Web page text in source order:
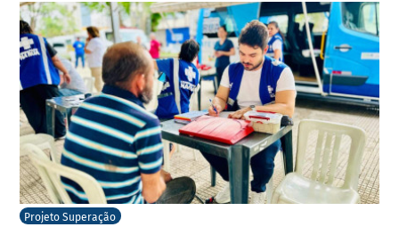
Projeto Superação